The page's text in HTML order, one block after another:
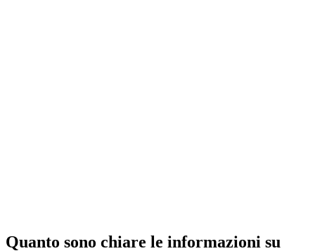
Quanto sono chiare le informazioni su